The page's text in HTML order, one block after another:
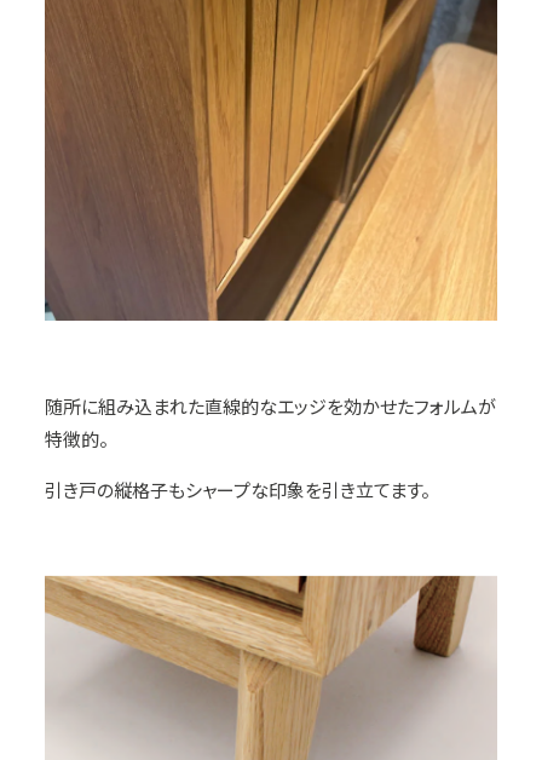
随所に組み込まれた直線的なエッジを効かせたフォルムが
特徴的。
引き戸の縦格子もシャープな印象を引き立てます。